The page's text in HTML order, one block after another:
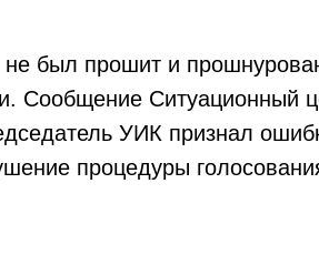
был прошит и
Сообщение Ситуационный
УИК признал
процедуры